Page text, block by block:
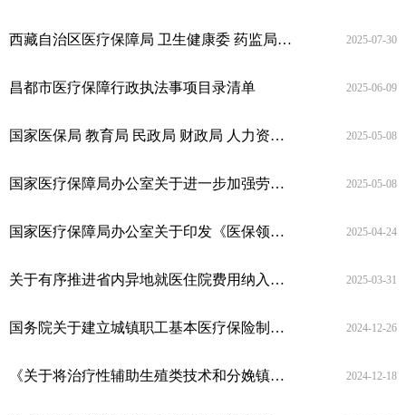
西藏自治区医疗保障局 卫生健康委 药监局关于印发《西藏自治区定点医药机构相关人员医保支付资格管理实施细则（试行）》的通知藏医保〔2025〕29 号 2025-07-30
昌都市医疗保障行政执法事项目录清单 2025-06-09
国家医保局 教育局 民政局 财政局 人力资源社会保障部 农业农村部商务部关于做好当前长期照护师培养培训工作的通知 2025-05-08
国家医疗保障局办公室关于进一步加强劳动者医疗保障权益维护工作的通知 2025-05-08
国家医疗保障局办公室关于印发《医保领域“高效办成一件事”2025年度第一批重点事项清单》的通知 2025-04-24
关于有序推进省内异地就医住院费用纳入按病种付费管理的通知 2025-03-31
国务院关于建立城镇职工基本医疗保险制度的决定 2024-12-26
《关于将治疗性辅助生殖类技术和分娩镇痛医疗服务项目纳入我区医保基金支付范围的通知》政策解读 2024-12-18